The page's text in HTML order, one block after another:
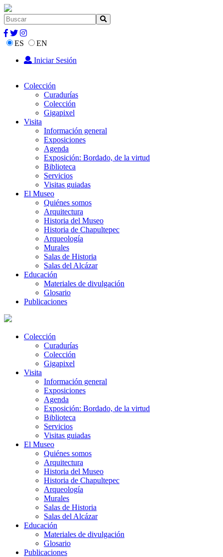
ES
EN
Iniciar Sesión
Colección
Curadurías
Colección
Gigapixel
Visita
Información general
Exposiciones
Agenda
Exposición: Bordado, de la virtud
Biblioteca
Servicios
Visitas guiadas
El Museo
Quiénes somos
Arquitectura
Historia del Museo
Historia de Chapultepec
Arqueología
Murales
Salas de Historia
Salas del Alcázar
Educación
Materiales de divulgación
Glosario
Publicaciones
Colección
Curadurías
Colección
Gigapixel
Visita
Información general
Exposiciones
Agenda
Exposición: Bordado, de la virtud
Biblioteca
Servicios
Visitas guiadas
El Museo
Quiénes somos
Arquitectura
Historia del Museo
Historia de Chapultepec
Arqueología
Murales
Salas de Historia
Salas del Alcázar
Educación
Materiales de divulgación
Glosario
Publicaciones